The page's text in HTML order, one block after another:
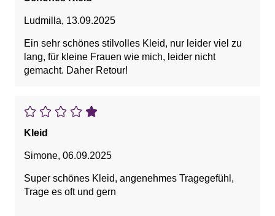
Ludmilla, 13.09.2025
Ein sehr schönes stilvolles Kleid, nur leider viel zu
lang, für kleine Frauen wie mich, leider nicht
gemacht. Daher Retour!
Kleid
Simone, 06.09.2025
Super schönes Kleid, angenehmes Tragegefühl,
Trage es oft und gern